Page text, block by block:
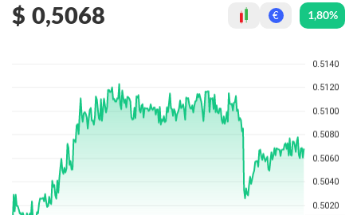
$ 0,5068 € 1,80%